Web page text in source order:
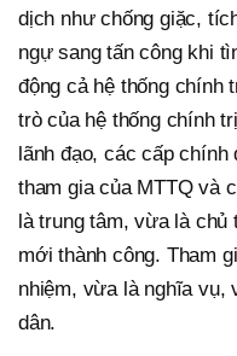
dịch như chống giặc,
ngự sang tấn công khi
động cả hệ thống chính
trò của hệ thống chính
lãnh đạo, các cấp
tham gia của MTTQ và
là trung tâm, vừa là chủ
mới thành công. Tham
nhiệm, vừa là nghĩa vụ,
dân.